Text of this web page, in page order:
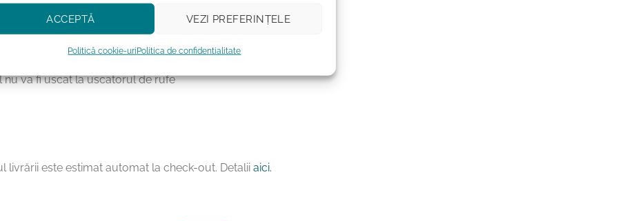
ACCEPTĂ VEZI PREFERINȚELE
Politică cookie-uriPolitica de confidentialitate
mai mici sau egale cu 40˚C
a acestuia poate afecta intensitatea culorilor.
va fi uscat la uscatorul de rufe
livrării este estimat automat la check-out. Detalii aici.